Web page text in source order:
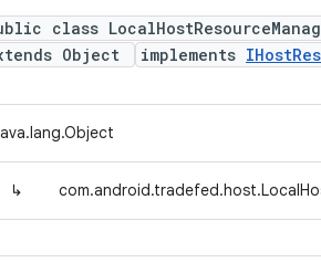
class
Object
implements
↳